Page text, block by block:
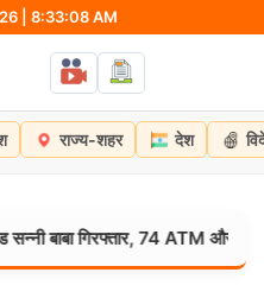
| 8:33:09 AM
राज्य-शहर देश
गिरफ्तार, 74 ATM और 5 ब्लैक कार्ड